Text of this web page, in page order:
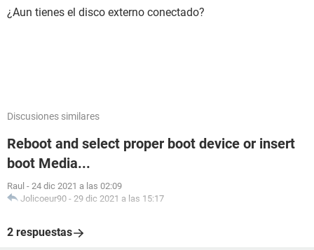
¿Aun tienes el disco externo conectado?
Discusiones similares
Reboot and select proper boot device or insert
boot Media...
Raul - 24 dic 2021 a las 02:09
Jolicoeur90 - 29 dic 2021 a las 15:17
2 respuestas